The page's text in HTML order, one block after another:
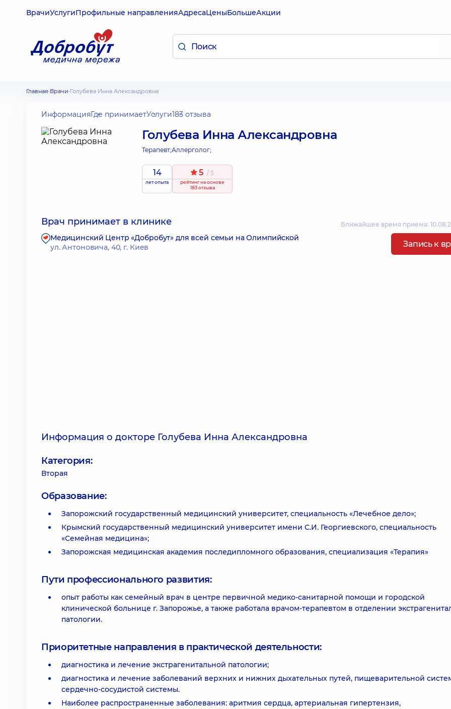
ВрачиУслугиПрофильные направленияАдресаЦеныБольшеАкции
Главная Врачи Голубева Инна Александровна
ИнформацияГде принимаетУслуги183 отзыва
Голубева Инна Александровна
Терапевт;Аллерголог;
14
лет опыта
5 / 5
рейтингна основе
183 отзыва
Врач принимает в клинике Ближайшее время приема:
Медицинский Центр «Добробут» для всей семьи на Олимпийской
ул. Антоновича, 40, г. Киев
Запись к
Информация о докторе Голубева Инна Александровна
Категория:
Вторая
Образование:
Запорожский государственный медицинский университет, специальность «Лечебное дело»;
Крымский государственный медицинский университет имени С.И. Георгиевского, специальность
«Семейная медицина»;
Запорожская медицинская академия последипломного образования, специализация «Терапия»
Пути профессионального развития:
опыт работы как семейный врач в центре первичной медико-санитарной помощи и городской
клинической больнице г. Запорожье, а также работала врачом-терапевтом в отделении
патологии.
Приоритетные направления в практической деятельности:
диагностика и лечение экстрагенитальной патологии;
диагностика и лечение заболеваний верхних и нижних дыхательных путей, пищеварительной
сердечно-сосудистой системы.
Наиболее распространенные заболевания: аритмия сердца, артериальная гипертензия,